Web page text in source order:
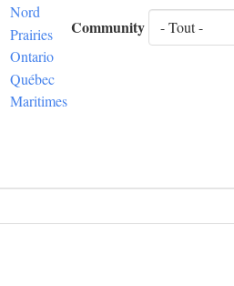
Nord
Prairies
Ontario
Québec
Maritimes
Community